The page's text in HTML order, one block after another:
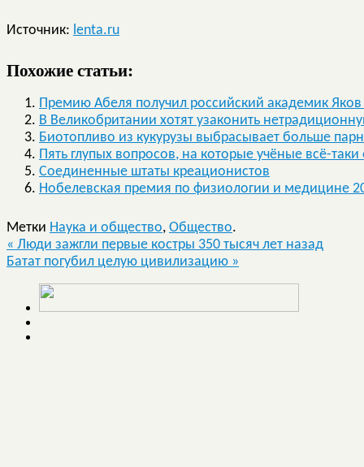
Источник: lenta.ru
Похожие статьи:
Премию Абеля получил российский академик
В Великобритании хотят узаконить
Биотопливо из кукурузы выбрасывает больше
Пять глупых вопросов, на которые учёные всё-таки
Соединенные штаты креационистов
Нобелевская премия по физиологии и медицине
Метки Наука и общество, Общество.
« Люди зажгли первые костры 350 тысяч лет назад
Батат погубил целую цивилизацию »